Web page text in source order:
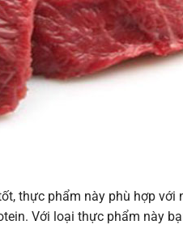
thực phẩm này phù hợp với
Với loại thực phẩm này